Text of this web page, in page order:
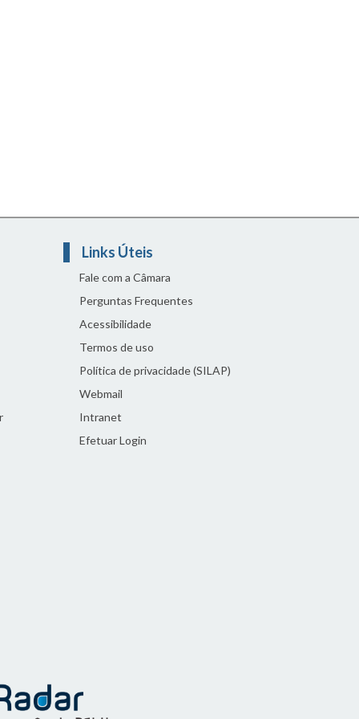
Links Úteis
Fale com a Câmara
Perguntas Frequentes
Acessibilidade
Termos de uso
Política de privacidade (SILAP)
Webmail
Intranet
Efetuar Login